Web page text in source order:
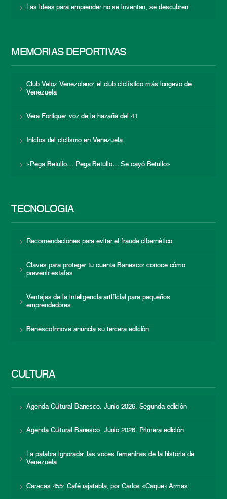
Las ideas para emprender no se inventan, se descubren
MEMORIAS DEPORTIVAS
Club Veloz Venezolano: el club ciclístico más longevo de
Venezuela
Vera Fortique: voz de la hazaña del 41
Inicios del ciclismo en Venezuela
«Pega Betulio… Pega Betulio… Se cayó Betulio»
TECNOLOGÍA
Recomendaciones para evitar el fraude cibernético
Claves para proteger tu cuenta Banesco: conoce cómo
prevenir estafas
Ventajas de la inteligencia artificial para pequeños
emprendedores
BanescoInnova anuncia su tercera edición
CULTURA
Agenda Cultural Banesco. Junio 2026. Segunda edición
Agenda Cultural Banesco. Junio 2026. Primera edición
La palabra ignorada: las voces femeninas de la historia de
Venezuela
Caracas 455: Café rajatabla, por Carlos «Caque» Armas